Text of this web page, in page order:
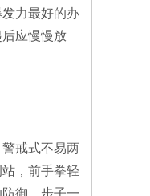
力最好的办
应慢慢放
戒式不易两
，前手拳轻
御，步子一